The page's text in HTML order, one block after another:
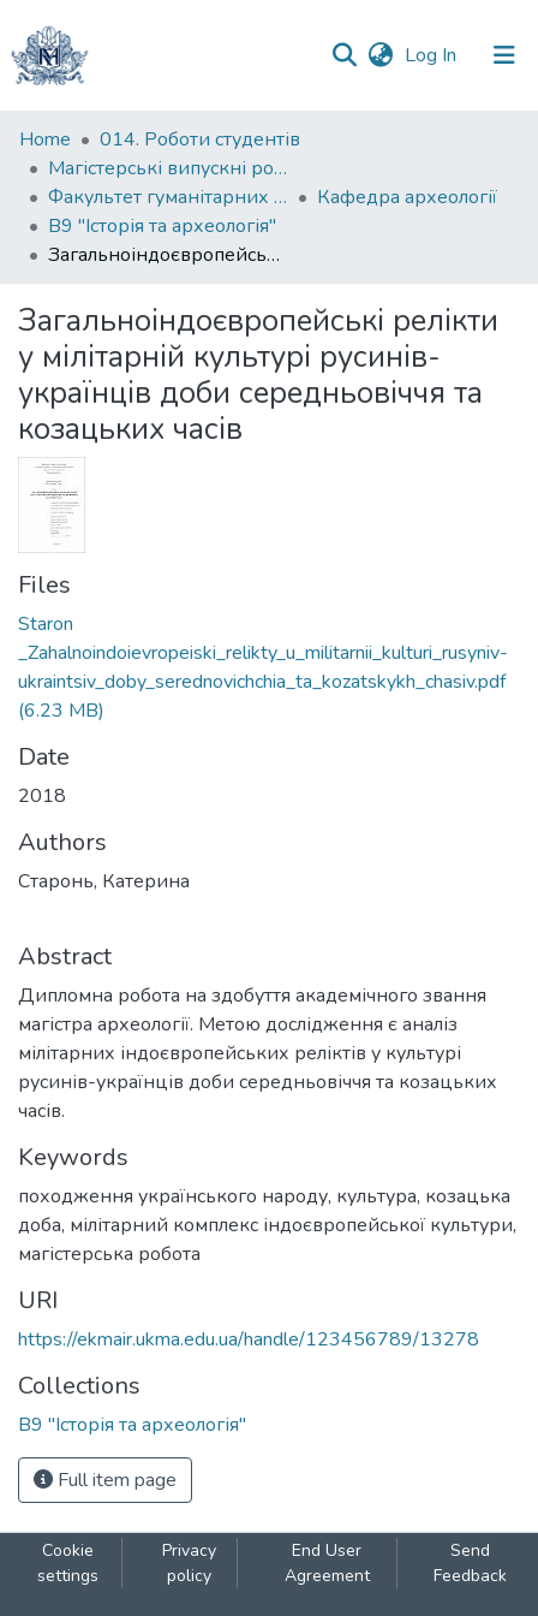
Log In (current)
Communities
&
Collections
All of DSpace
Statistics
Home
014. Роботи студентів
Магістерські випускні роботи
Факультет гуманітарних наук
Кафедра археології
В9 "Історія та археологія"
Загальноіндоєвропейські релікти у мілітарній культурі русинів-українців доби середньовіччя та козацьких часів
Загальноіндоєвропейські релікти
у мілітарній культурі русинів-
українців доби середньовіччя та
козацьких часів
Files
Staron
_Zahalnoindoievropeiski_relikty_u_militarnii_kulturi_rusyniv-
ukraintsiv_doby_serednovichchia_ta_kozatskykh_chasiv.pdf
(6.23 MB)
Date
2018
Authors
Старонь, Катерина
Abstract
Дипломна робота на здобуття академічного звання
магістра археології. Метою дослідження є аналіз
мілітарних індоєвропейських реліктів у культурі
русинів-українців доби середньовіччя та козацьких
часів.
Keywords
походження українського народу, культура, козацька
доба, мілітарний комплекс індоєвропейської культури,
магістерська робота
URI
https://ekmair.ukma.edu.ua/handle/123456789/13278
Collections
В9 "Історія та археологія"
Full item page
Cookie
settings
Privacy
policy
End User
Agreement
Send
Feedback